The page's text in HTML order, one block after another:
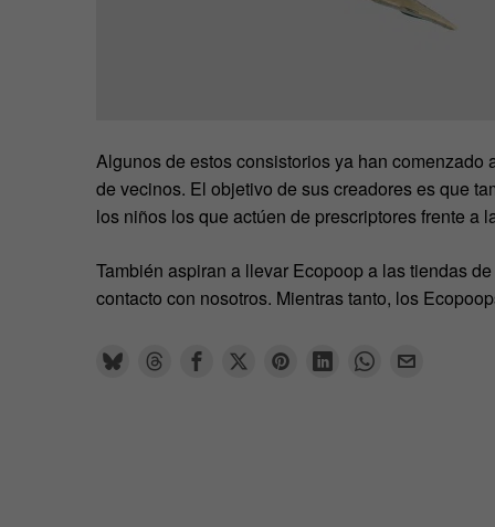
Algunos de estos consistorios ya han
de vecinos. El objetivo de sus creadores es que
los niños los que actúen de prescriptores frente a
También aspiran a llevar Ecopoop a las tiendas
contacto con nosotros. Mientras tanto, los